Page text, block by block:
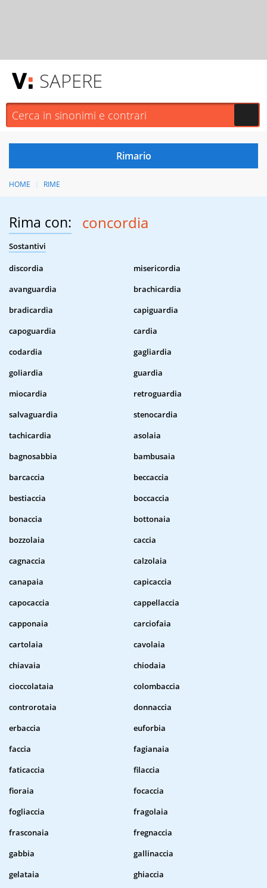
SAPERE
HOME RIME
Rima con: concordia
Sostantivi
discordia
misericordia
avanguardia
brachicardia
bradicardia
capiguardia
capoguardia
cardia
codardia
gagliardia
goliardia
guardia
miocardia
retroguardia
salvaguardia
stenocardia
tachicardia
asolaia
bagnosabbia
bambusaia
barcaccia
beccaccia
bestiaccia
boccaccia
bonaccia
bottonaia
bozzolaia
caccia
cagnaccia
calzolaia
canapaia
capicaccia
capocaccia
cappellaccia
capponaia
carciofaia
cartolaia
cavolaia
chiavaia
chiodaia
cioccolataia
colombaccia
controrotaia
donnaccia
erbaccia
euforbia
faccia
fagianaia
faticaccia
filaccia
fioraia
focaccia
fogliaccia
fragolaia
frasconaia
fregnaccia
gabbia
gallinaccia
gelataia
ghiaccia